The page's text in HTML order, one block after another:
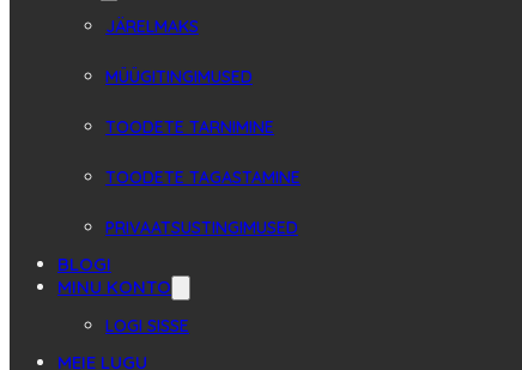
JÄRELMAKS
MÜÜGITINGIMUSED
TOODETE TARNIMINE
TOODETE TAGASTAMINE
PRIVAATSUSTINGIMUSED
BLOGI
MINU KONTO
LOGI SISSE
MEIE LUGU